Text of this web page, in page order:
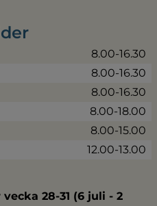
8.00-16.30
8.00-16.30
8.00-16.30
8.00-18.00
8.00-15.00
12.00-13.00
28-31 (6 juli - 2